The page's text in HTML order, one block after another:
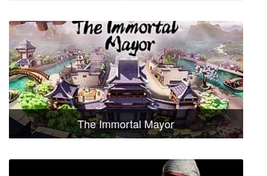
The Immortal Mayor